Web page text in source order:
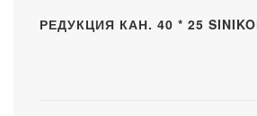
РЕДУКЦИЯ КАН. 40 * 25